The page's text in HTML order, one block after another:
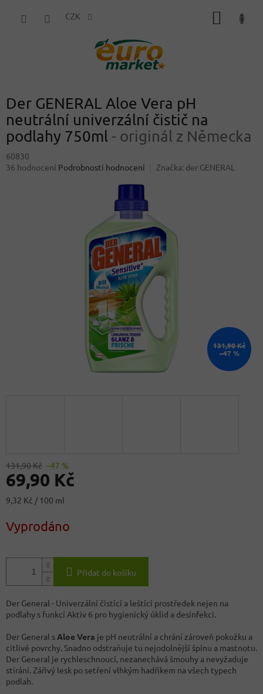
CZK
Der GENERAL Aloe Vera pH
neutrální univerzální čistič na
podlahy 750ml - originál z Německa
60830
Průměrné
36 hodnocení Podrobnosti hodnocení Značka: der GENERAL
131,90 Kč
–47 %
131,90 Kč –47 %
69,90 Kč
Měrná
9,32 Kč / 100 ml
Vyprodáno
Přidat do košíku
Der General - Univerzální čistící a leštící prostředek nejen na
podlahy s funkcí Aktiv 6 pro hygienický úklid a desinfekci.
Der General s Aloe Vera je pH neutrální a chrání zároveň pokožku a
citlivé povrchy. Snadno odstraňuje tu nejodolnější špínu a mastnotu.
Der General je rychleschnoucí, nezanechává šmouhy a nevyžaduje
stírání. Zářivý lesk po setření vlhkým hadříkem na všech typech
podlah.